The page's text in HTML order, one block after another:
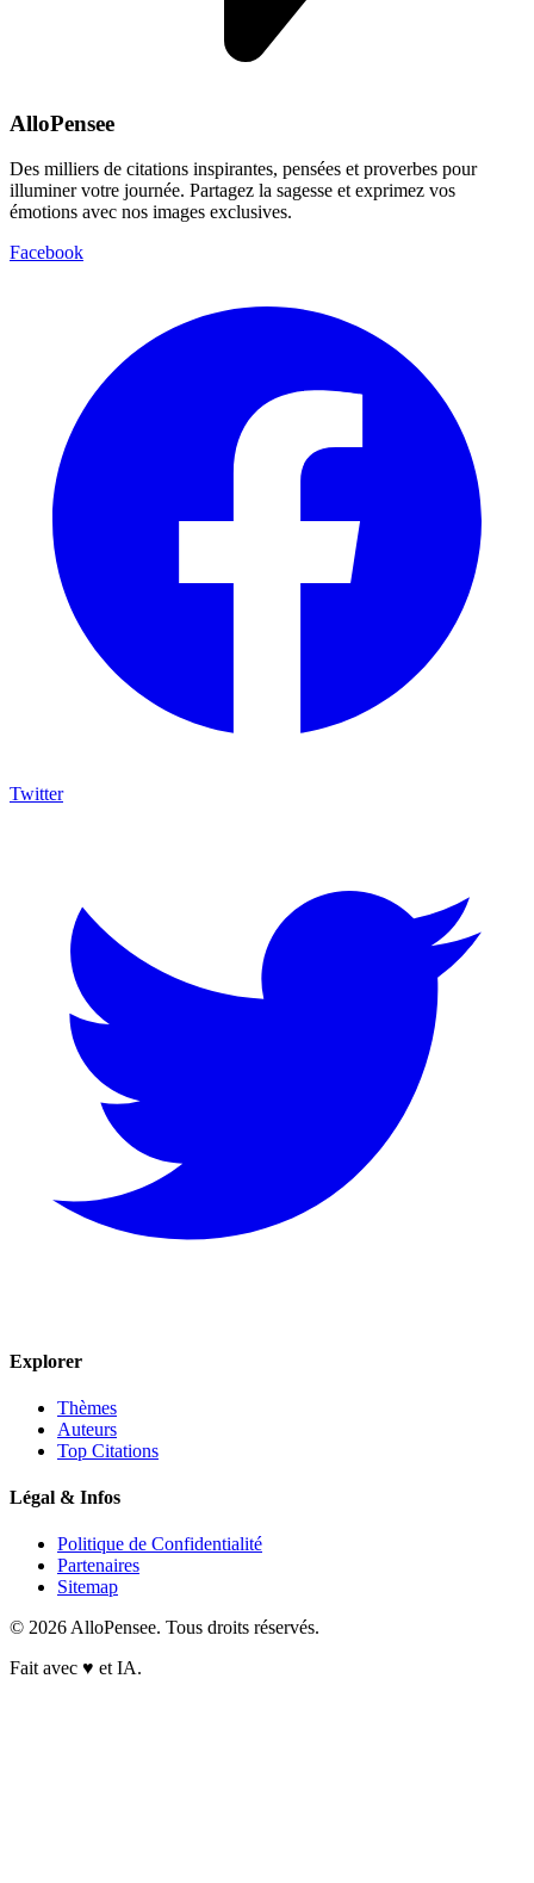
AlloPensee
Des milliers de citations inspirantes, pensées et proverbes pour
illuminer votre journée. Partagez la sagesse et exprimez vos
émotions avec nos images exclusives.
Facebook
Twitter
Explorer
Thèmes
Auteurs
Top Citations
Légal & Infos
Politique de Confidentialité
Partenaires
Sitemap
© 2026 AlloPensee. Tous droits réservés.
Fait avec ♥ et IA.